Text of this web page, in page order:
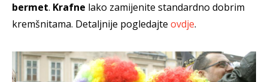
bermet. Krafne lako zamijenite standardno dobrim
kremšnitama. Detaljnije pogledajte ovdje.